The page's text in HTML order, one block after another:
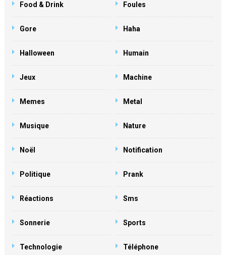
Food & Drink Foules
Gore Haha
Halloween Humain
Jeux Machine
Memes Metal
Musique Nature
Noël Notification
Politique Prank
Réactions Sms
Sonnerie Sports
Technologie Téléphone